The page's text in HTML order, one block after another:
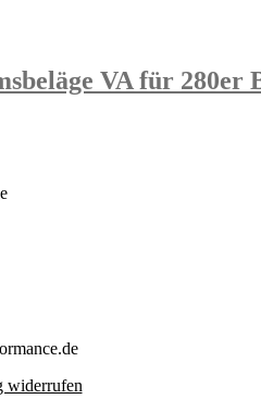
VA für
widerrufen